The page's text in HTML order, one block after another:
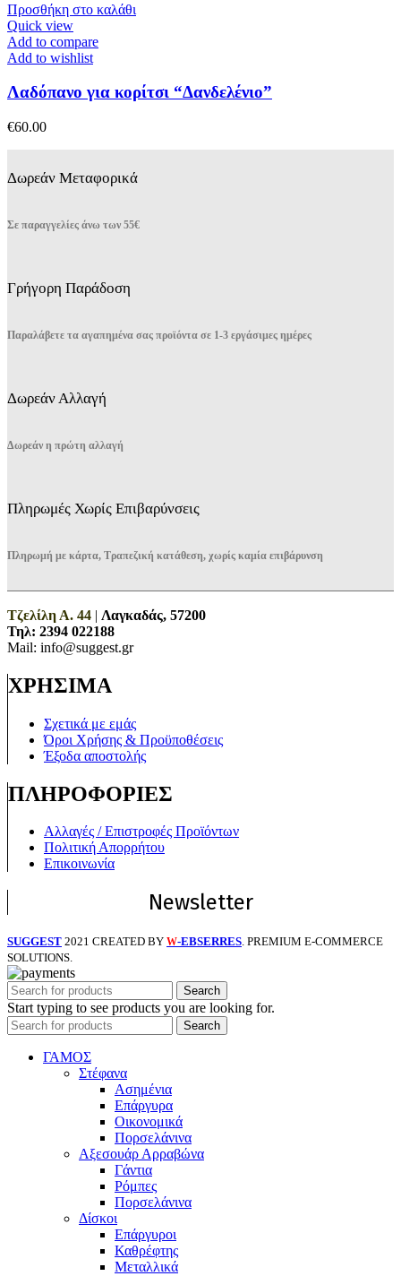
Προσθήκη στο καλάθι
Quick view
Add to compare
Add to wishlist
Λαδόπανο για κορίτσι “Δανδελένιο”
€60.00
Δωρεάν Μεταφορικά
Σε παραγγελίες άνω των 55€
Γρήγορη Παράδοση
Παραλάβετε τα αγαπημένα σας προϊόντα σε 1-3 εργάσιμες ημέρες
Δωρεάν Αλλαγή
Δωρεάν η πρώτη αλλαγή
Πληρωμές Χωρίς Επιβαρύνσεις
Πληρωμή με κάρτα, Τραπεζική κατάθεση, χωρίς καμία επιβάρυνση
Τζελίλη Α. 44 | Λαγκαδάς, 57200
Τηλ: 2394 022188
Mail: info@suggest.gr
ΧΡΗΣΙΜΑ
Σχετικά με εμάς
Όροι Χρήσης & Προϋποθέσεις
Έξοδα αποστολής
ΠΛΗΡΟΦΟΡΙΕΣ
Αλλαγές / Επιστροφές Προϊόντων
Πολιτική Απορρήτου
Επικοινωνία
Newsletter
SUGGEST 2021 CREATED BY W-EBSERRES. PREMIUM E-COMMERCE
SOLUTIONS.
Search
Start typing to see products you are looking for.
Search
ΓΑΜΟΣ
Στέφανα
Ασημένια
Επάργυρα
Οικονομικά
Πορσελάνινα
Αξεσουάρ Αρραβώνα
Γάντια
Ρόμπες
Πορσελάνινα
Δίσκοι
Επάργυροι
Καθρέφτης
Μεταλλικά